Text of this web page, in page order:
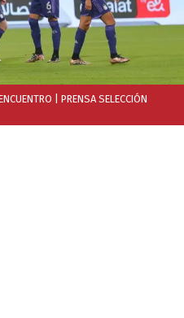
| PRENSA SELECCIÓN